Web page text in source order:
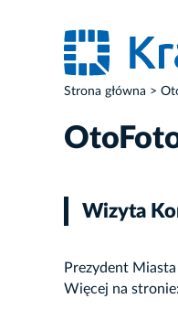
Strona główna
Wizyta
Prezydent
Więcej na